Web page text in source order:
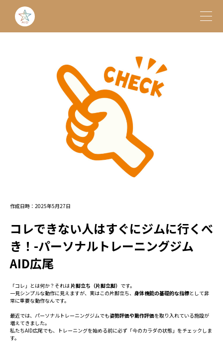
作成日時：2025年5月27日
コレできない人はすぐにジムに行くべ
き！-パーソナルトレーニングジム
AID広尾
「コレ」とは何か？それは 片脚立ち（片脚立脚） です。
一見シンプルな動作に見えますが、実はこの片脚立ち、 身体機能の基礎的な指標として非
常に重要な動作なんです。
最近では、パーソナルトレーニングジムでも姿勢評価や動作評価を取り入れている施設が
増えてきました。
私たちAID広尾でも、トレーニングを始める前に必ず「今のカラダの状態」をチェックしま
す。